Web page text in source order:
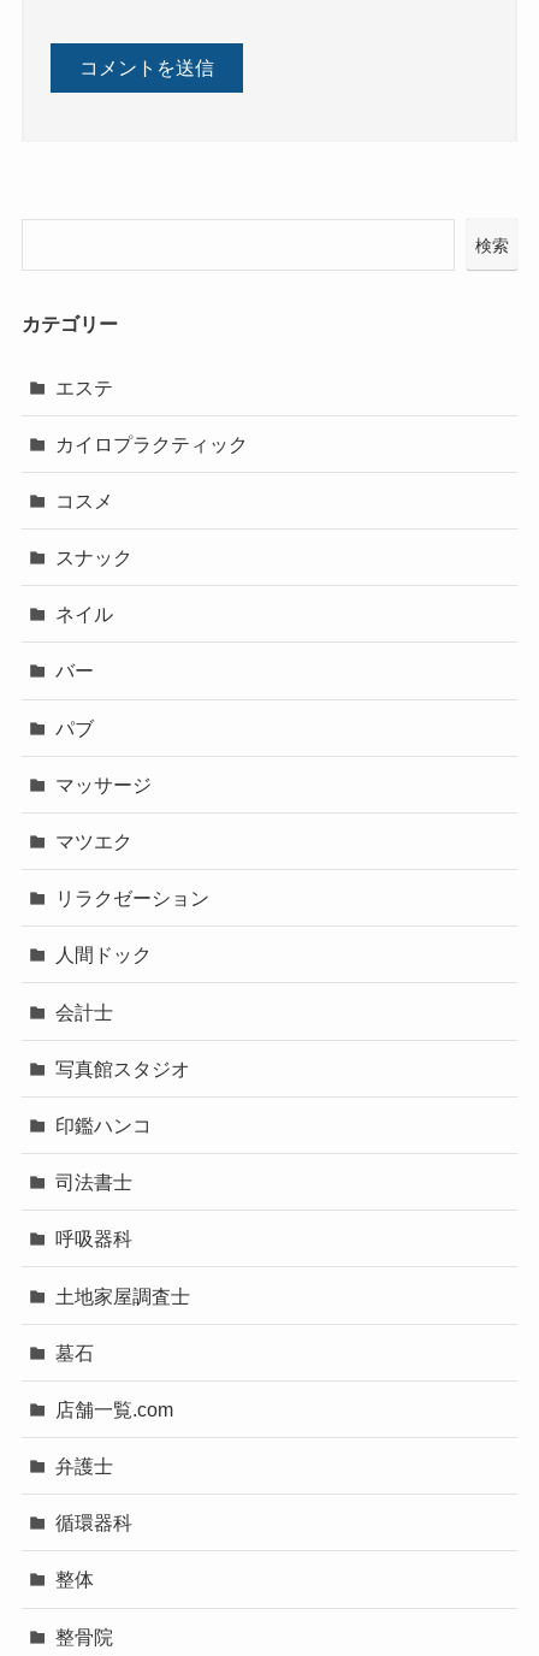
検索
カテゴリー
エステ
カイロプラクティック
コスメ
スナック
ネイル
バー
パブ
マッサージ
マツエク
リラクゼーション
人間ドック
会計士
写真館スタジオ
印鑑ハンコ
司法書士
呼吸器科
土地家屋調査士
墓石
店舗一覧.com
弁護士
循環器科
整体
整骨院